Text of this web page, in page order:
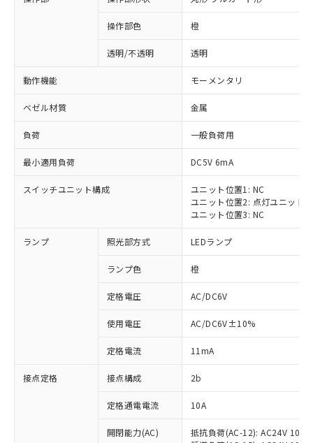
操作部色 橙
透明/不透明 透明
動作機能 モーメンタリ
ベゼル材質 金属
負荷 一般負荷用
最小適用負荷 DC5V 6mA
スイッチユニット構成
ユニット位置1: NC
ユニット位置2: 点灯ユニット
ユニット位置3: NC
ランプ 照光部方式 LEDランプ
ランプ色 橙
定格電圧 AC/DC6V
使用電圧 AC/DC6V±10%
定格電流 11mA
接点定格 接点構成 2b
定格通電電流 10A
開閉能力(AC)
抵抗負荷(AC-12): AC24V 10A/
ご利用条件
以下の条件をお読みいただき、同意のうえ
ご利用ください。
本サービスは、当社制御機器事業取扱
商品の当社在庫状況および標準価格
(税抜)を提供させていただくもので
当社制御機器事業取扱商品の中には、
対応済み：EU RoHS指令（10物質）の
非含有に対応した製品が提供可能な商品で
対応予定：EU RoHS指令（10物質）の非含
有に対応した製品に切り替える予定のある
対応予定なし：EU RoHS指令（10物質）の
非含有に非対応の商品で、対応品を出す予
定はありません。
調査・確認中：EU RoHS指令（10物質）の
非含有の対応状況を調査中または確認中の
害物質有無と関係のない商品です。
※1 中国RoHS○×表
「○」：最大均質材料含有率が中国RoHSの
基準値以下であることを示します。